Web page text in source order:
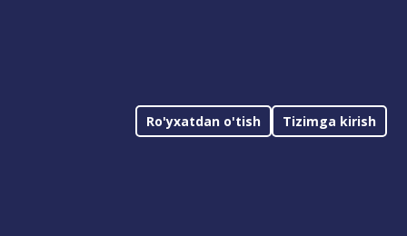
Ro'yxatdan o'tish Tizimga kirish